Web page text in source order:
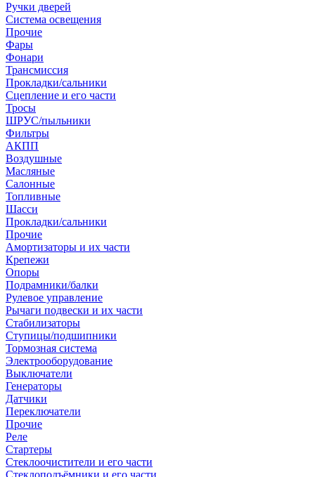
Ручки дверей
Система освещения
Прочие
Фары
Фонари
Трансмиссия
Прокладки/сальники
Сцепление и его части
Тросы
ШРУС/пыльники
Фильтры
АКПП
Воздушные
Масляные
Салонные
Топливные
Шасси
Прокладки/сальники
Прочие
Амортизаторы и их части
Крепежи
Опоры
Подрамники/балки
Рулевое управление
Рычаги подвески и их части
Стабилизаторы
Ступицы/подшипники
Тормозная система
Электрооборудование
Выключатели
Генераторы
Датчики
Переключатели
Прочие
Реле
Стартеры
Стеклоочистители и его части
Стеклоподъёмники и его части